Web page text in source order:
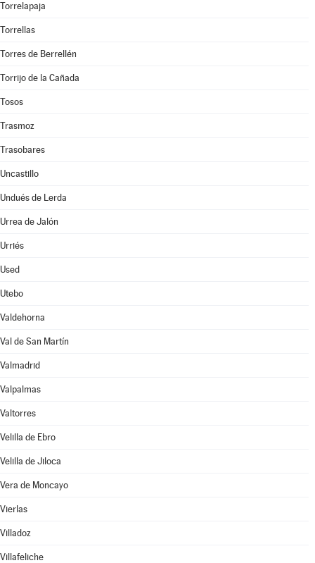
Torrelapaja
Torrellas
Torres de Berrellén
Torrijo de la Cañada
Tosos
Trasmoz
Trasobares
Uncastillo
Undués de Lerda
Urrea de Jalón
Urriés
Used
Utebo
Valdehorna
Val de San Martín
Valmadrid
Valpalmas
Valtorres
Velilla de Ebro
Velilla de Jiloca
Vera de Moncayo
Vierlas
Villadoz
Villafeliche